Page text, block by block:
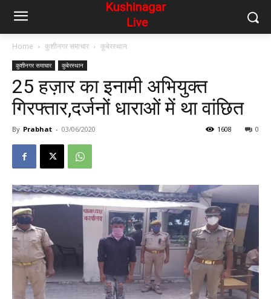
Home कुशीनगर समाचार कुबेरस्थान
कुशीनगर समाचार कुबेरस्थान
25 हज़ार का इनामी अभियुक्त
गिरफ्तार,दर्जनों धाराओं में था वांछित
By Prabhat - 03/06/2020 0
1608